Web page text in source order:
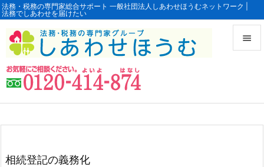

サイド

法務・税務の専門家総合サポート 一般社団法人しあわせほうむネットワーク |
法務でしあわせを届けたい
相続登記の義務化